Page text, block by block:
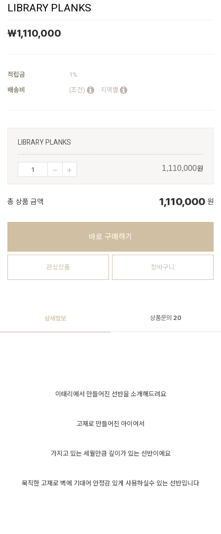
LIBRARY PLANKS
￦1,110,000
적립금
1%
배송비
(조건) 지역별
LIBRARY PLANKS
1,110,000원
총 상품 금액 1,110,000 원
바로 구매하기
관심상품 장바구니
상세정보 상품문의 20
이태리에서 만들어진 선반을 소개해드려요
고재로 만들어진 아이여서
가지고 있는 세월만큼 깊이가 있는 선반이에요
묵직한 고재로 벽에 기대어 안정감 있게 사용하실수 있는 선반입니다